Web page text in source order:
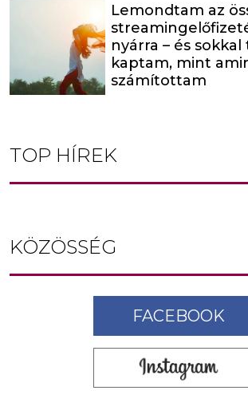
Lemondtam az
nyárra – és
kaptam, mint
számítottam
TOP HÍREK
KÖZÖSSÉG
FACEBOOK